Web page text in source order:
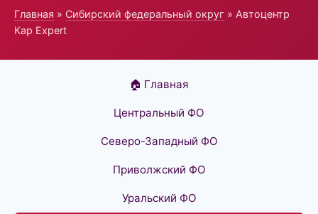
Главная » Сибирский федеральный округ » Автоцентр
Кар Expert
🏠 Главная
Центральный ФО
Северо-Западный ФО
Приволжский ФО
Уральский ФО